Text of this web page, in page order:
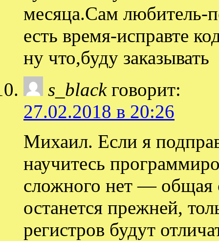
месяца.Сам любитель-
есть время-исправте
ну что,буду заказывать
s_black говорит:
27.02.2018 в 20:26
Михаил. Если я
научитесь
сложного нет — общая
останется прежней,
регистров будут